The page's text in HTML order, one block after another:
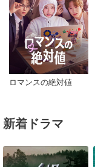
ロマンスの絶対値
新着ドラマ